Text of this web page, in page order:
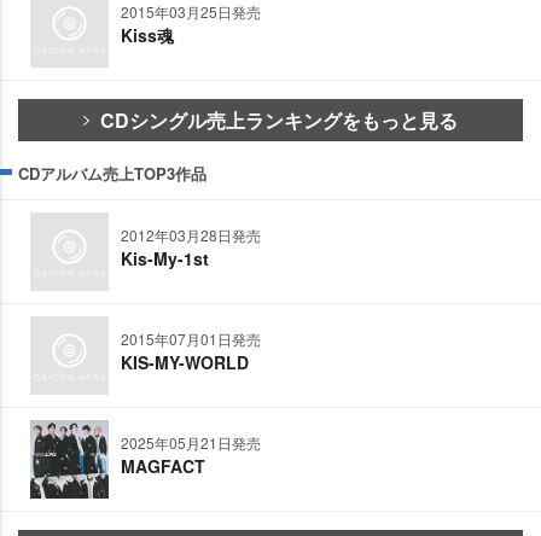
2015年03月25日発売
Kiss魂
CDシングル売上ランキングをもっと見る
CDアルバム売上TOP3作品
2012年03月28日発売
Kis-My-1st
2015年07月01日発売
KIS-MY-WORLD
2025年05月21日発売
MAGFACT